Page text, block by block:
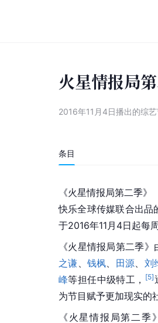
火星情报局
2016年11月4日播出的综
条目
《火星情报局第二季
快乐全球传媒联合出品
于2016年11月4日起每
《火星情报局第二季》
之谦
钱枫 田源
刘
峰等担任中级特工， [5]
为节目赋予更加现实的
《火星情报局第二